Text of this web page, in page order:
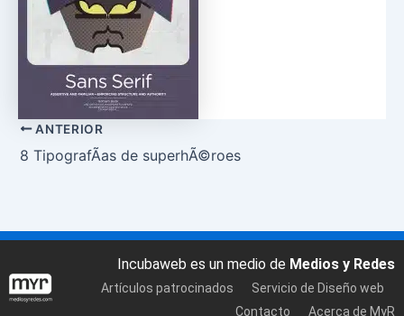
ANTERIOR
8 TipografÃ­as de superhÃ©roes
Incubaweb es un medio de Medios y Redes
Artículos patrocinados
Servicio de Diseño web
Contacto
Acerca de MyR